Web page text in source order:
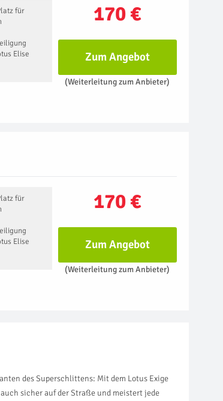
170 €
für
Elise
Zum Angebot
(Weiterleitung zum Anbieter)
170 €
für
Elise
Zum Angebot
(Weiterleitung zum Anbieter)
des Superschlittens: Mit dem Lotus Exige
sicher auf der Straße und meistert jede